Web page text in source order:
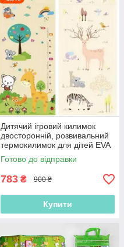
Дитячий ігровий килимок
двосторонній, розвивальний
термокилимок для дітей EVA
B-30085, 180 х 150 х 0.8 см
Готово до відправки
783 ₴ 900 ₴
Купити